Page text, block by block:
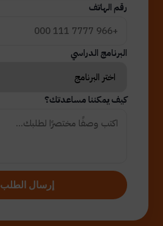
رقم الهاتف
البرنامج الدراسي
كيف يمكننا مساعدتك؟
إرسال الطلب